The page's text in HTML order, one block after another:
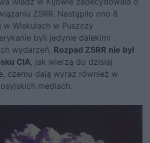
ZSRR. Nastąpiło ono 8
w Wiskulach w Puszczy
byli jedynie dalekimi
wydarzeń. Rozpad ZSRR nie był
CIA, jak wierzą do dzisiaj
czemu dają wyraz również w
mediach.